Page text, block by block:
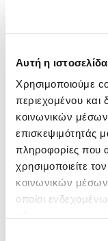
Αυτή η
Χρησιμοποιούμε
περιεχομένου και
κοινωνικών
επισκεψιμότητάς
πληροφορίες που
χρησιμοποιείτε
κοινωνικών
οποίοι